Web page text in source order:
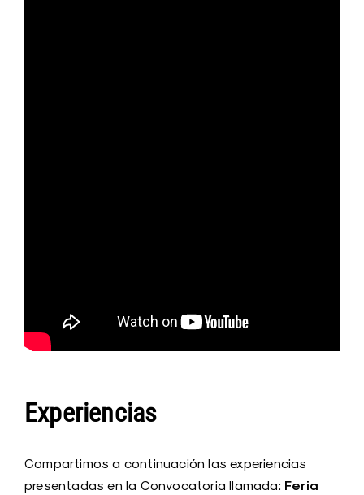
Experiencias
Compartimos a continuación las experiencias
presentadas en la Convocatoria llamada: Feria